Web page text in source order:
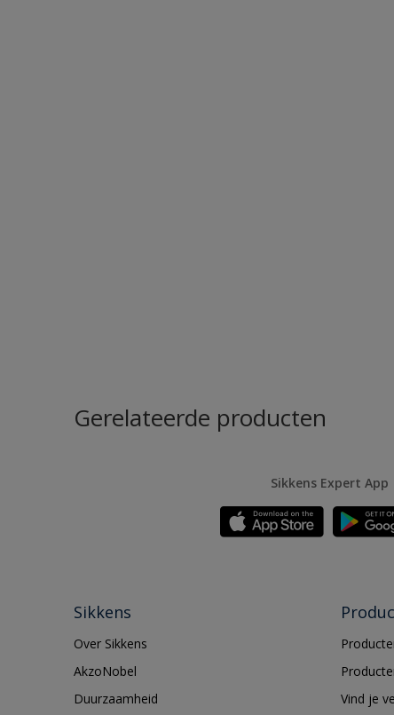
Gerelateerde producten
Sikkens Expert App
Sikkens
Over Sikkens
AkzoNobel
Duurzaamheid
Vind je